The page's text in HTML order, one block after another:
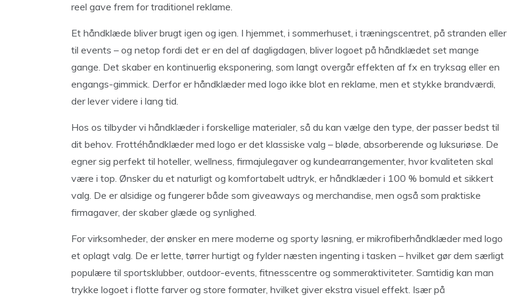
reel gave frem for traditionel reklame.
Et håndklæde bliver brugt igen og igen. I hjemmet, i sommerhuset, i træningscentret, på stranden eller
til events – og netop fordi det er en del af dagligdagen, bliver logoet på håndklædet set mange
gange. Det skaber en kontinuerlig eksponering, som langt overgår effekten af fx en tryksag eller en
engangs-gimmick. Derfor er håndklæder med logo ikke blot en reklame, men et stykke brandværdi,
der lever videre i lang tid.
Hos os tilbyder vi håndklæder i forskellige materialer, så du kan vælge den type, der passer bedst til
dit behov. Frottéhåndklæder med logo er det klassiske valg – bløde, absorberende og luksuriøse. De
egner sig perfekt til hoteller, wellness, firmajulegaver og kundearrangementer, hvor kvaliteten skal
være i top. Ønsker du et naturligt og komfortabelt udtryk, er håndklæder i 100 % bomuld et sikkert
valg. De er alsidige og fungerer både som giveaways og merchandise, men også som praktiske
firmagaver, der skaber glæde og synlighed.
For virksomheder, der ønsker en mere moderne og sporty løsning, er mikrofiberhåndklæder med logo
et oplagt valg. De er lette, tørrer hurtigt og fylder næsten ingenting i tasken – hvilket gør dem særligt
populære til sportsklubber, outdoor-events, fitnesscentre og sommeraktiviteter. Samtidig kan man
trykke logoet i flotte farver og store formater, hvilket giver ekstra visuel effekt. Især på